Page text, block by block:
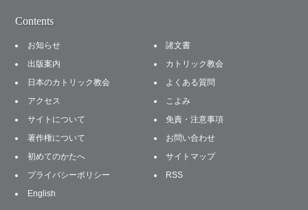
Contents
お知らせ
諸文書
出版案内
カトリック教会
日本のカトリック教会
よくある質問
アクセス
こよみ
サイトについて
免責・注意事項
著作権について
お問い合わせ
初めてのかたへ
サイトマップ
プライバシーポリシー
RSS
English